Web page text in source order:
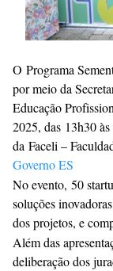
O Programa
por meio da
Educação
2025, das 13h30
da Faceli –
Governo ES
No evento, 50
soluções
dos projetos, e
Além das
deliberação dos